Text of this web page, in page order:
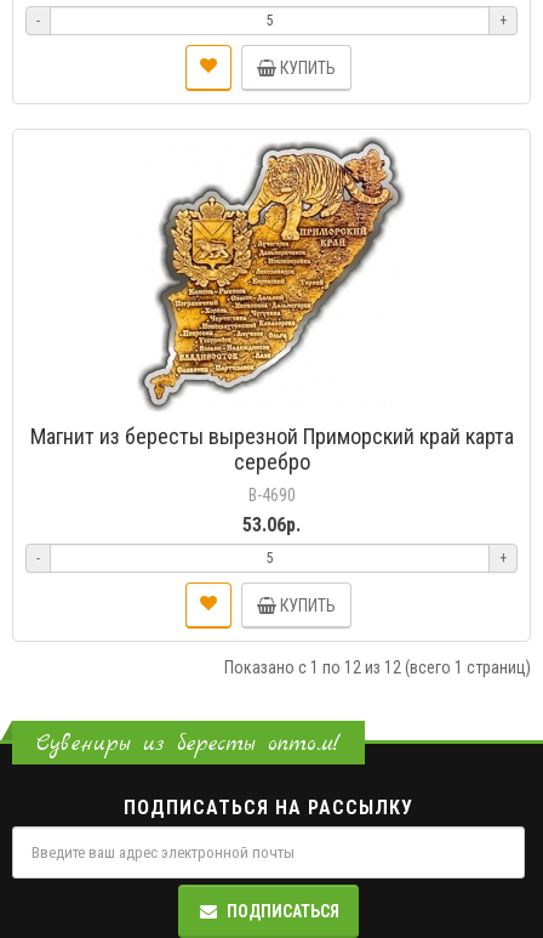
- +
КУПИТЬ
Магнит из бересты вырезной Приморский край карта
серебро
В-4690
53.06р.
- +
КУПИТЬ
Показано с 1 по 12 из 12 (всего 1 страниц)
Сувениры из бересты оптом!
ПОДПИСАТЬСЯ НА РАССЫЛКУ
ПОДПИСАТЬСЯ